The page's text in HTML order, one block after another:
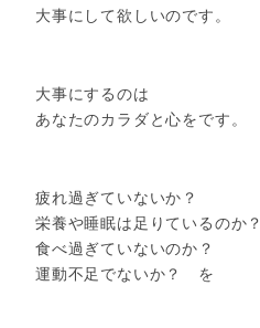
大事にして欲しいのです。
大事にするのは
あなたのカラダと心をです。
疲れ過ぎていないか？
栄養や睡眠は足りているのか？
食べ過ぎていないのか？
運動不足でないか？ を